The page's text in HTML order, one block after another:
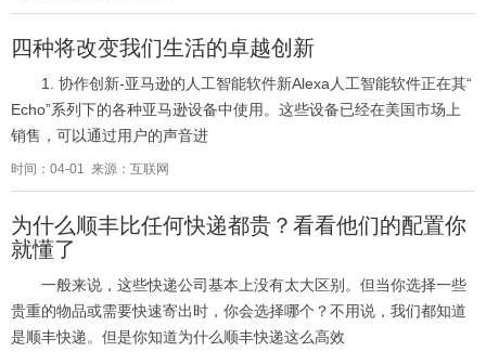
四种将改变我们生活的卓越创新
1. 协作创新-亚马逊的人工智能软件新Alexa人工智能软件正在其“
Echo”系列下的各种亚马逊设备中使用。这些设备已经在美国市场上
销售，可以通过用户的声音进
时间：04-01 来源：互联网
为什么顺丰比任何快递都贵？看看他们的配置你
就懂了
一般来说，这些快递公司基本上没有太大区别。但当你选择一些
贵重的物品或需要快速寄出时，你会选择哪个？不用说，我们都知道
是顺丰快递。但是你知道为什么顺丰快递这么高效